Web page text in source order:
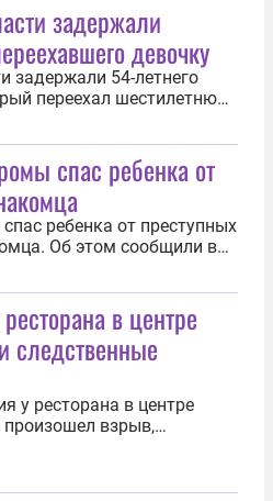
задержали
девочку
задержали 54-летнего
переехал шестилетнюю
на территории
Об этом сообщила пресс-
на транспорте СК
1 августа пьяный...
спас ребенка от
ребенка от преступных
Об этом сообщили в
России. Случай
года на улице
мужчина подошел к
насильно взяв ребенка
Свидетелем этой...
в центре
следственные
у ресторана в центре
взрыв,
на месте 2 августа
РЕН ТВ Александр
о том, что эпицентр